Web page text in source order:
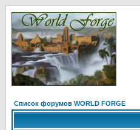
Список форумов WORLD FORGE